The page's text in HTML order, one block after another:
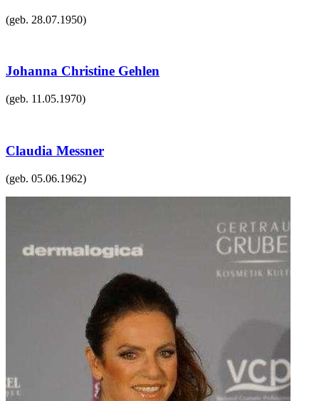
(geb. 28.07.1950)
Johanna Christine Gehlen
(geb. 11.05.1970)
Claudia Messner
(geb. 05.06.1962)